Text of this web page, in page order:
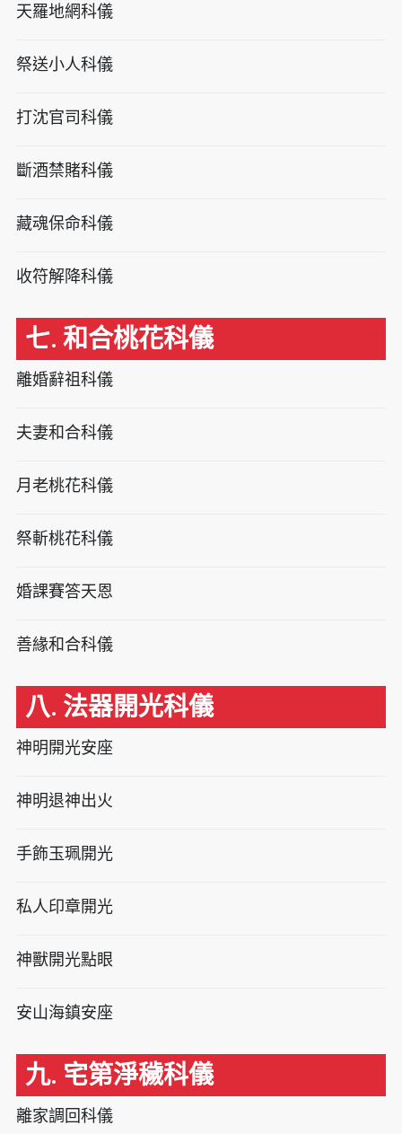
天羅地網科儀
祭送小人科儀
打沈官司科儀
斷酒禁賭科儀
藏魂保命科儀
收符解降科儀
七. 和合桃花科儀
離婚辭祖科儀
夫妻和合科儀
月老桃花科儀
祭斬桃花科儀
婚課賽答天恩
善緣和合科儀
八. 法器開光科儀
神明開光安座
神明退神出火
手飾玉珮開光
私人印章開光
神獸開光點眼
安山海鎮安座
九. 宅第淨穢科儀
離家調回科儀